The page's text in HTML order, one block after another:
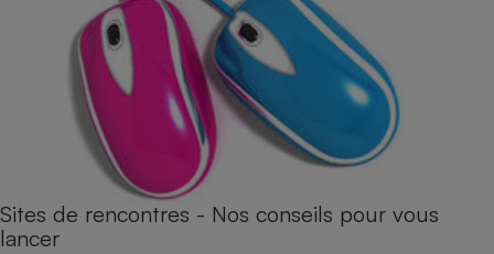
Sites de rencontres - Nos conseils pour vous
lancer